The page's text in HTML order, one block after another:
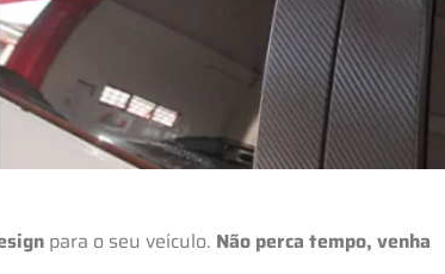
para o seu veículo. Não perca tempo, venha